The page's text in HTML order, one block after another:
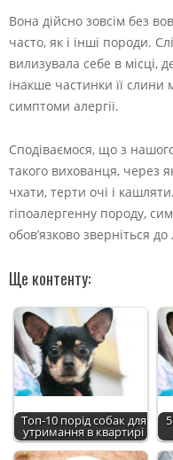
Вона дійсно зовсім без
часто, як і інші породи.
вилизувала себе в місці,
інакше частинки її слини
симптоми алергії.
Сподіваємося, що з
такого вихованця, через
чхати, терти очі і
гіпоалергенну породу,
обов’язково зверніться до
Ще контенту:
Топ-10 порід собак для
утримання в квартирі